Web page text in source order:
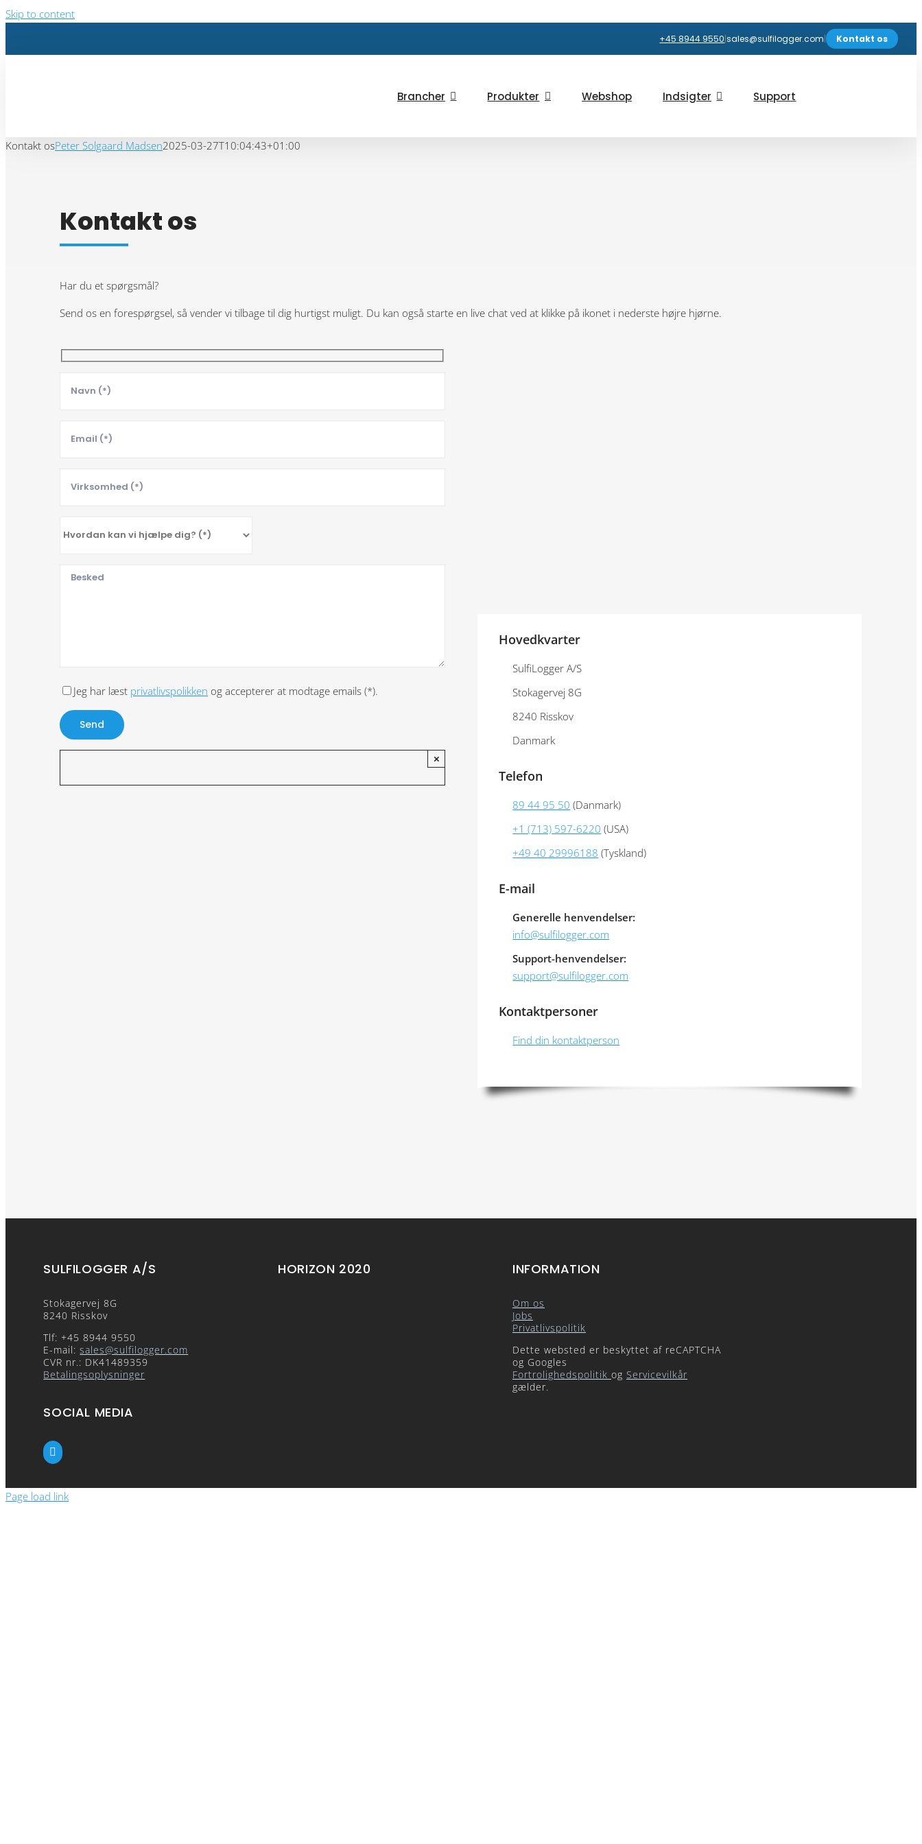
Skip to content
+45 8944 9550|sales@sulfilogger.com| Kontakt os
Brancher Produkter Webshop Indsigter Support
Kontakt osPeter Solgaard Madsen2025-03-27T10:04:43+01:00
Kontakt os
Har du et spørgsmål?
Send os en forespørgsel, så vender vi tilbage til dig hurtigst muligt. Du kan også starte en live chat ved at klikke på ikonet i nederste højre hjørne.
Jeg har læst privatlivspolikken og accepterer at modtage emails (*).
×
Hovedkvarter
SulfiLogger A/S
Stokagervej 8G
8240 Risskov
Danmark
Telefon
89 44 95 50 (Danmark)
+1 (713) 597-6220 (USA)
+49 40 29996188 (Tyskland)
E-mail
Generelle henvendelser:
info@sulfilogger.com
Support-henvendelser:
support@sulfilogger.com
Kontaktpersoner
Find din kontaktperson
SULFILOGGER A/S
Stokagervej 8G
8240 Risskov
Tlf: +45 8944 9550
E-mail:sales@sulfilogger.com
CVR nr.: DK41489359
Betalingsoplysninger
HORIZON 2020 INFORMATION
Om os
Jobs
Privatlivspolitik
Dette websted er beskyttet af reCAPTCHA
og Googles
Fortrolighedspolitik og Servicevilkår
gælder.
SOCIAL MEDIA
Page load link